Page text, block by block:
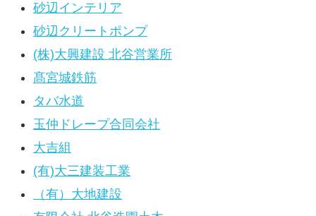
砂辺インテリア
砂辺クリートポンプ
(株)大興建設 北谷営業所
髙宮城鉄筋
タバ水道
玉仲ドレープ合同会社
大吉組
(有)大三建装工業
（有）大地建設